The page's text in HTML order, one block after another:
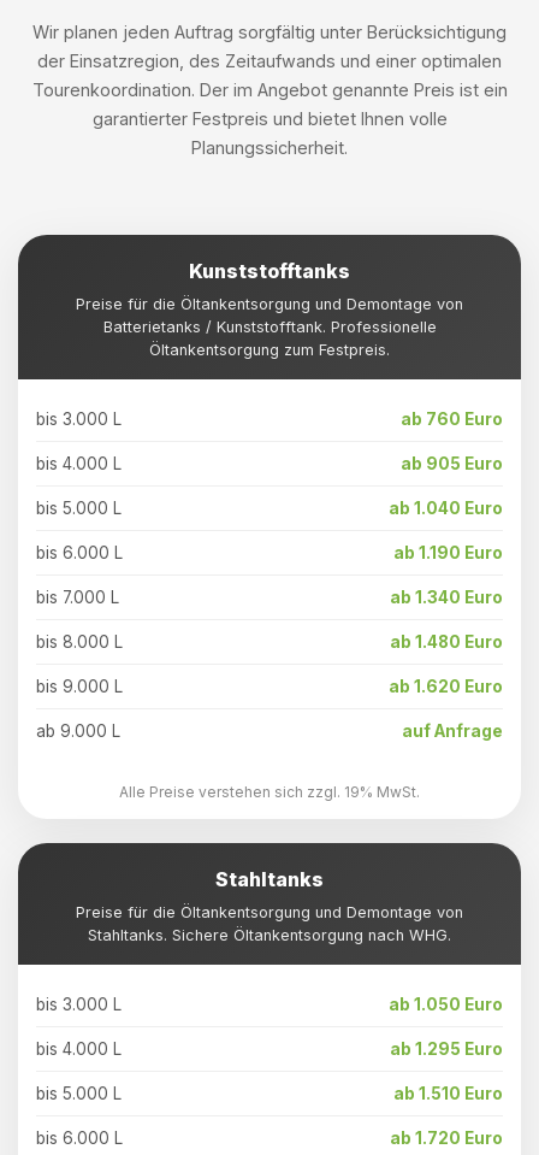
Wir planen jeden Auftrag sorgfältig unter Berücksichtigung
der Einsatzregion, des Zeitaufwands und einer optimalen
Tourenkoordination. Der im Angebot genannte Preis ist ein
garantierter Festpreis und bietet Ihnen volle
Planungssicherheit.
Kunststofftanks
Preise für die Öltankentsorgung und Demontage von
Batterietanks / Kunststofftank. Professionelle
Öltankentsorgung zum Festpreis.
bis 3.000 L ab 760 Euro
bis 4.000 L ab 905 Euro
bis 5.000 L ab 1.040 Euro
bis 6.000 L ab 1.190 Euro
bis 7.000 L ab 1.340 Euro
bis 8.000 L ab 1.480 Euro
bis 9.000 L ab 1.620 Euro
ab 9.000 L auf Anfrage
Alle Preise verstehen sich zzgl. 19% MwSt.
Stahltanks
Preise für die Öltankentsorgung und Demontage von
Stahltanks. Sichere Öltankentsorgung nach WHG.
bis 3.000 L ab 1.050 Euro
bis 4.000 L ab 1.295 Euro
bis 5.000 L ab 1.510 Euro
bis 6.000 L ab 1.720 Euro